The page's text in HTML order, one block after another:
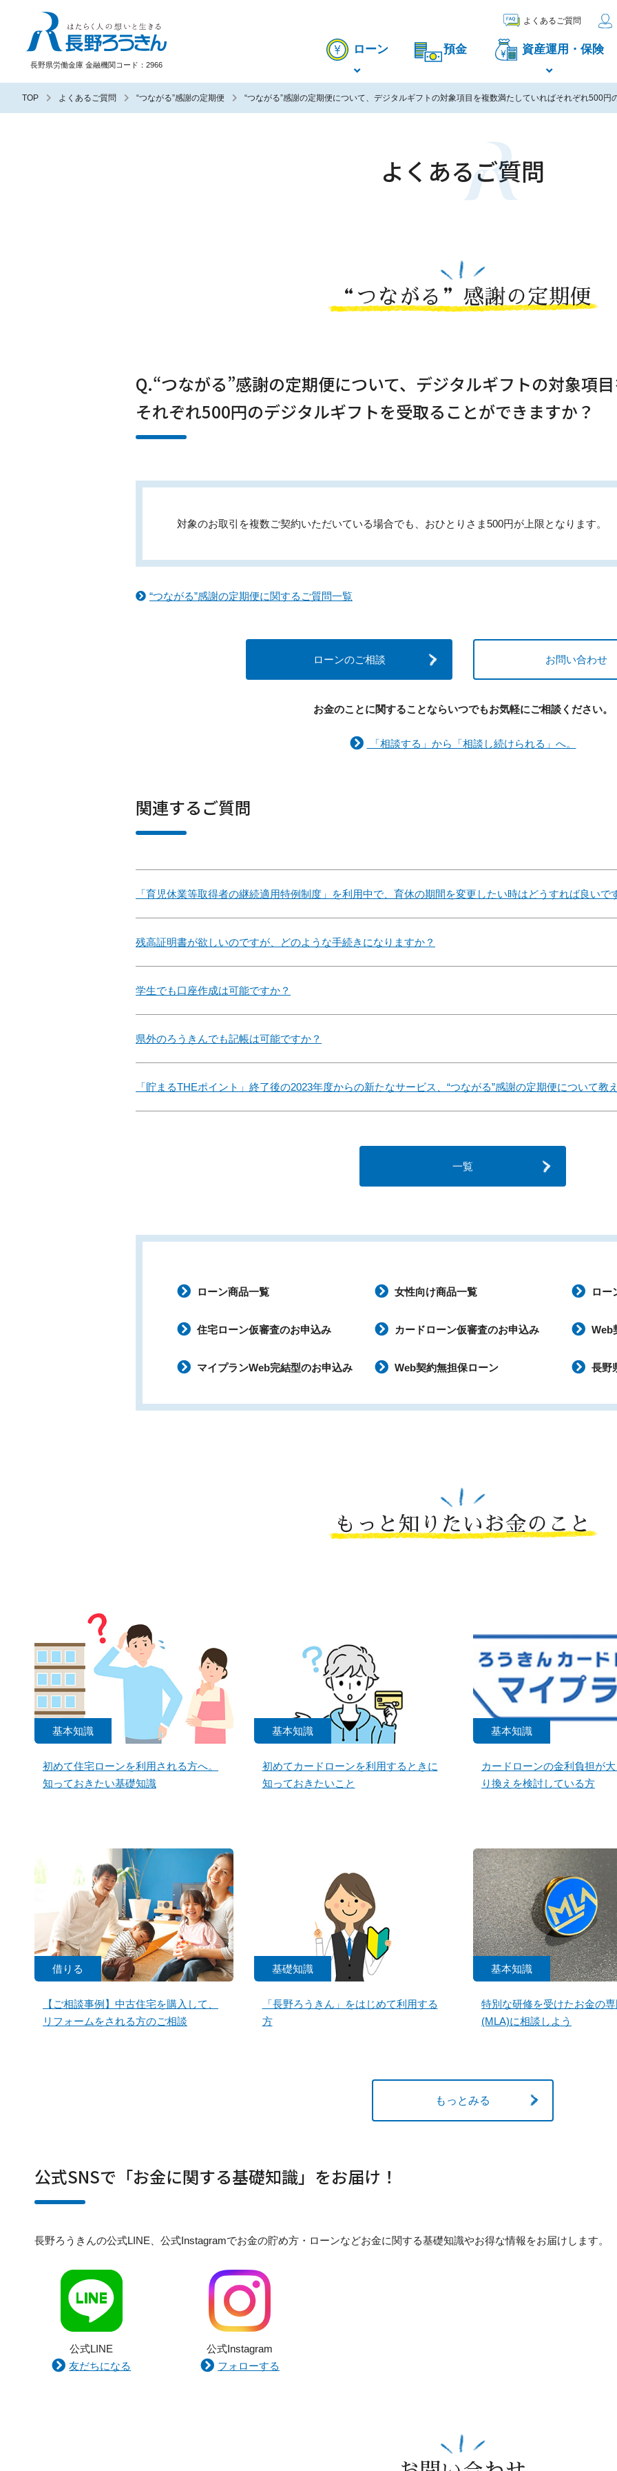
長野県労働金庫 金融機関コード：2966
ローン 預金 資産運用・保険
よくあるご質問
TOP よくあるご質問 “つながる”感謝の定期便 “つながる”感謝の定期便について、デジタルギフトの対象項目を複数満たしていればそれぞれ500
よくあるご質問
“つながる”感謝の定期便
Q.“つながる”感謝の定期便について、デジタルギフトの対象項
それぞれ500円のデジタルギフトを受取ることができますか？
対象のお取引を複数ご契約いただいている場合でも、おひとりさま500円が上限となります。
“つながる”感謝の定期便に関するご質問一覧
ローンのご相談 お問い合わせ
お金のことに関することならいつでもお気軽にご相談ください。
「相談する」から「相談し続けられる」へ。
関連するご質問
「育児休業等取得者の継続適用特例制度」を利用中で、育休の期間を変更したい時はどうすれば良いで
残高証明書が欲しいのですが、どのような手続きになりますか？
学生でも口座作成は可能ですか？
県外のろうきんでも記帳は可能ですか？
「貯まるTHEポイント」終了後の2023年度からの新たなサービス、“つながる”感謝の定期便について教
一覧
ローン商品一覧 女性向け商品一覧 ロー
住宅ローン仮審査のお申込み カードローン仮審査のお申込み Web
マイプランWeb完結型のお申込み Web契約無担保ローン 長野
もっと知りたいお金のこと
基本知識
初めて住宅ローンを利用される方へ。
知っておきたい基礎知識
基本知識
初めてカードローンを利用するときに
知っておきたいこと
基本知識
カードローンの金利負担が
り換えを検討している方
借りる
【ご相談事例】中古住宅を購入して、
リフォームをされる方のご相談
基礎知識
「長野ろうきん」をはじめて利用する
方
基本知識
特別な研修を受けたお金の
(MLA)に相談しよう
もっとみる
公式SNSで「お金に関する基礎知識」をお届け！
長野ろうきんの公式LINE、公式Instagramでお金の貯め方・ローンなどお金に関する基礎知識やお得な情報をお届けします。
公式LINE
友だちになる
公式Instagram
フォローする